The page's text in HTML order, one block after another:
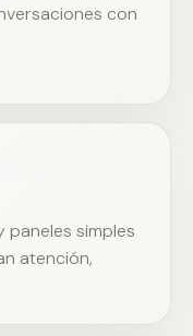
con
paneles simples
atención,